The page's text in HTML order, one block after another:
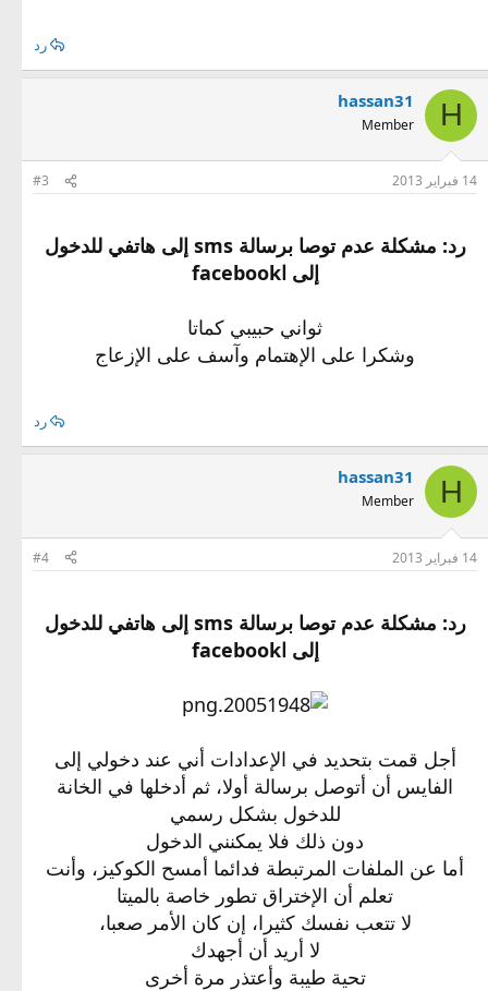
رد
H
hassan31
Member
14 فبراير 2013 #3
رد: مشكلة عدم توصا برسالة sms إلى هاتفي للدخول
إلى اfacebook
ثواني حبيبي كماتا
وشكرا على الإهتمام وآسف على الإزعاج
رد
H
hassan31
Member
14 فبراير 2013 #4
رد: مشكلة عدم توصا برسالة sms إلى هاتفي للدخول
إلى اfacebook
أجل قمت بتحديد في الإعدادات أني عند دخولي إلى
الفايس أن أتوصل برسالة أولا، ثم أدخلها في الخانة
للدخول بشكل رسمي
دون ذلك فلا يمكنني الدخول
أما عن الملفات المرتبطة فدائما أمسح الكوكيز، وأنت
تعلم أن الإختراق تطور خاصة بالميتا
لا تتعب نفسك كثيرا، إن كان الأمر صعبا،
لا أريد أن أجهدك
تحية طيبة وأعتذر مرة أخرى